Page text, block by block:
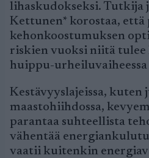
lihaskudokseksi. Tutkija
Kettunen* korostaa, että
kehonkoostumuksen
riskien vuoksi niitä tulee
huippu-urheiluvaiheessa
Kestävyyslajeissa, kuten
maastohiihdossa,
parantaa suhteellista
vähentää
vaatii kuitenkin